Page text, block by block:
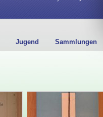
Jugend Sammlungen